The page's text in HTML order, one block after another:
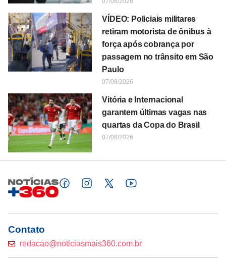
VÍDEO: Policiais militares
retiram motorista de ônibus à
força após cobrança por
passagem no trânsito em São
Paulo
07/08/2026
Vitória e Internacional
garantem últimas vagas nas
quartas da Copa do Brasil
07/08/2026
Contato
redacao@noticiasmais360.com.br